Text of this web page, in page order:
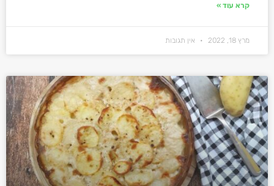
קרא עוד »
מרץ 18, 2022 אין תגובות